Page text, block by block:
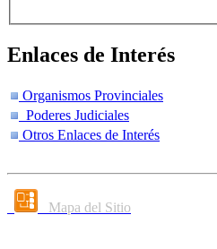
Enlaces de Interés
Organismos Provinciales
Poderes Judiciales
Otros Enlaces de Interés
Mapa del Sitio